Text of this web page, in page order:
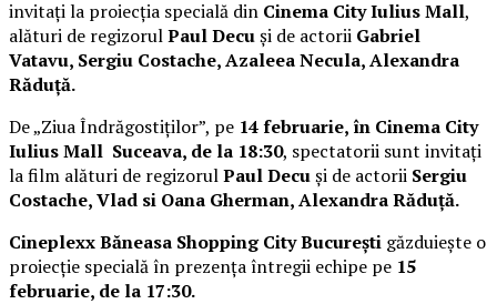
invitați la proiecția specială din Cinema City Iulius Mall,
alături de regizorulPaul Decuși de actorii Gabriel
Vatavu, Sergiu Costache, Azaleea Necula, Alexandra
Răduță.
De „Ziua Îndrăgostiților”, pe 14 februarie, în Cinema City
Iulius Mall Suceava, de la 18:30, spectatorii sunt invitați
la film alături de regizorulPaul Decuși de actorii Sergiu
Costache, Vlad si Oana Gherman, Alexandra Răduță.
Cineplexx Băneasa Shopping City București găzduiește o
proiecție specială în prezența întregii echipe pe 15
februarie, de la 17:30.